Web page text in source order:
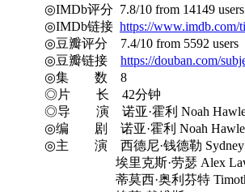
◎IMDb评分 7.8/10 from 14149 users
◎IMDb链接 https://www.imdb.com/
◎豆瓣评分 7.4/10 from 5592 users
◎豆瓣链接 https://douban.com/
◎集 数 8
◎片 长 42分钟
◎导 演 诺亚·霍利 Noah Hawley /
◎编 剧 诺亚·霍利 Noah Hawley /
◎主 演 西德尼·钱德勒 Sydney
埃里克斯·劳瑟 Alex
蒂莫西·奥利芬特 Timothy